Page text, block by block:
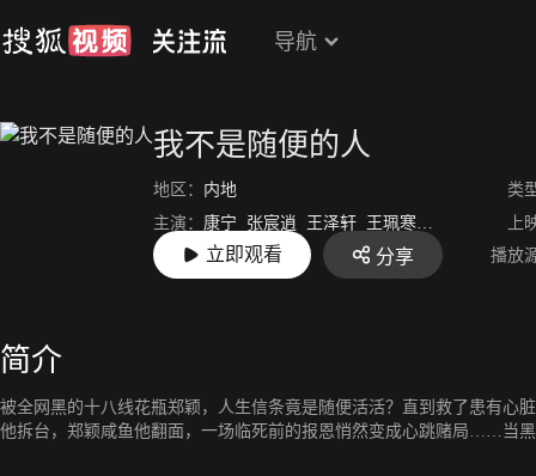
导航
我不是随便的人
地区： 内地
类
主演： 康宁 张宸逍 王泽轩 王珮寒 孙滢皓 杨明娜
上
导演： 杨小波
立即观看 分享 播放
简介
被全网黑的十八线花瓶郑颖，人生信条竟是随便活活？直到救了患有
他拆台，郑颖咸鱼他翻面，一场临死前的报恩悄然变成心跳赌局……当